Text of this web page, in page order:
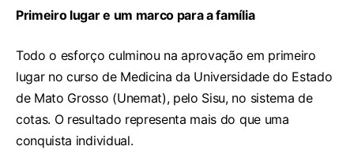
Primeiro lugar e um marco para a família
Todo o esforço culminou na aprovação em primeiro
lugar no curso de Medicina da Universidade do Estado
de Mato Grosso (Unemat), pelo Sisu, no sistema de
cotas. O resultado representa mais do que uma
conquista individual.